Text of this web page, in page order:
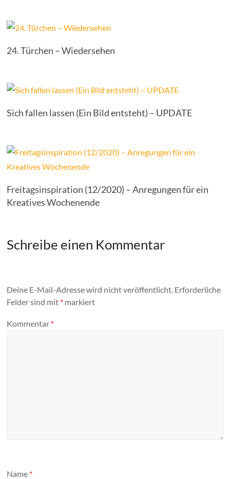
24. Türchen – Wiedersehen
Sich fallen lassen (Ein Bild entsteht) – UPDATE
Freitagsinspiration (12/2020) – Anregungen für ein
Kreatives Wochenende
Schreibe einen Kommentar
Deine E-Mail-Adresse wird nicht veröffentlicht. Erforderliche
Felder sind mit * markiert
Kommentar *
Name *